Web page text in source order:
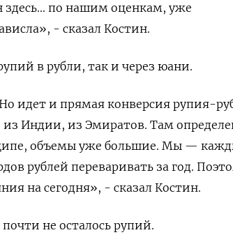
по нашим оценкам, уже
- сказал Костин.
в рубли, так и через юани.
идет и прямая конверсия рупия-
Индии, из Эмиратов. Там
объемы уже большие. Мы —
рублей переваривать за год.
на сегодня», - сказал Костин.
не осталось рупий.